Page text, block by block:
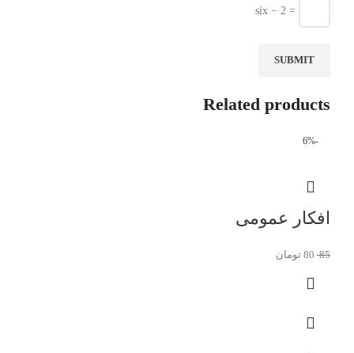
six − 2 =
Related products
-6%
افکار عمومی
85
80 تومان